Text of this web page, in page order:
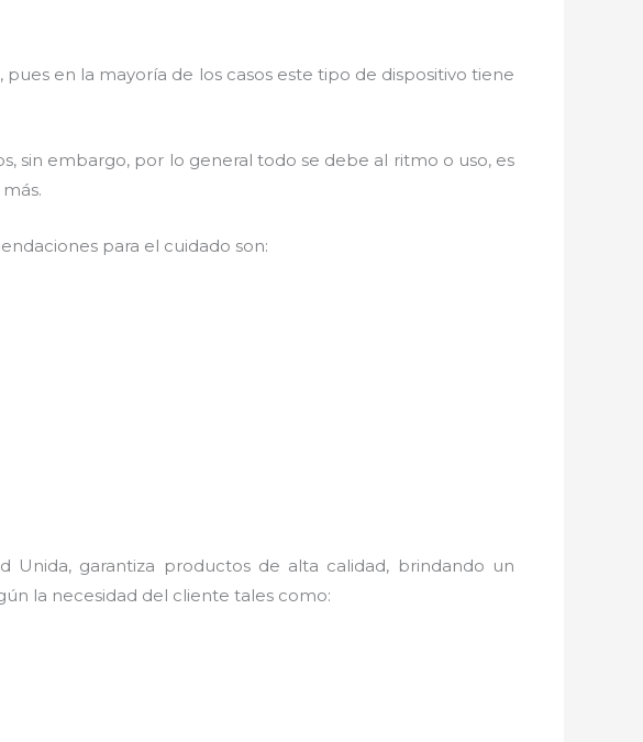
en la mayoría de los casos este tipo de dispositivo tiene
sin embargo, por lo general todo se debe al ritmo o uso, es
para el cuidado son:
Unida, garantiza productos de alta calidad, brindando un
la necesidad del cliente tales como: